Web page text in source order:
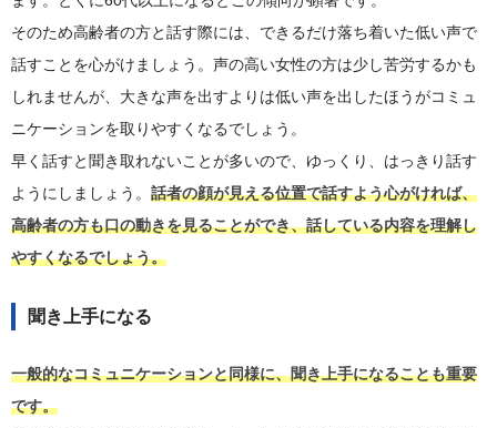
そのため高齢者の方と話す際には、できるだけ落ち着いた低い声で
話すことを心がけましょう。声の高い女性の方は少し苦労するかも
しれませんが、大きな声を出すよりは低い声を出したほうがコミュ
ニケーションを取りやすくなるでしょう。
早く話すと聞き取れないことが多いので、ゆっくり、はっきり話す
ようにしましょう。 話者の顔が見える位置で話すよう心がければ、
高齢者の方も口の動きを見ることができ、話している内容を理解し
やすくなるでしょう。
聞き上手になる
一般的なコミュニケーションと同様に、聞き上手になることも重要
です。